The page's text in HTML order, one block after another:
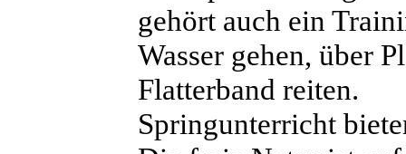
gehört auch ein
Wasser gehen, über
Flatterband reiten.
Springunterricht